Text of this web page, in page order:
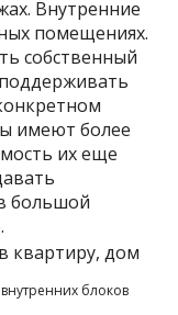
Внутренние
помещениях.
собственный
имеют более
их еще
большой
блоков